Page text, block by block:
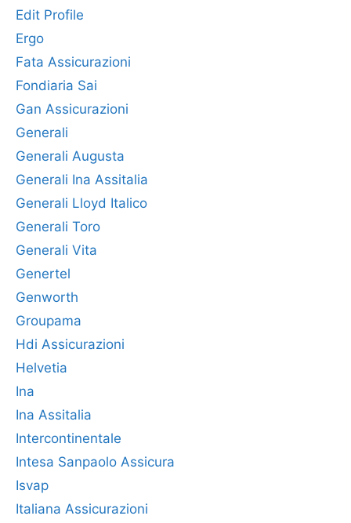
Edit Profile
Ergo
Fata Assicurazioni
Fondiaria Sai
Gan Assicurazioni
Generali
Generali Augusta
Generali Ina Assitalia
Generali Lloyd Italico
Generali Toro
Generali Vita
Genertel
Genworth
Groupama
Hdi Assicurazioni
Helvetia
Ina
Ina Assitalia
Intercontinentale
Intesa Sanpaolo Assicura
Isvap
Italiana Assicurazioni